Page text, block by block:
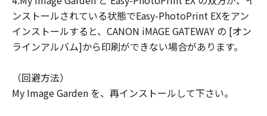
ンストールされている状態でEasy-PhotoPrint EXをアン
インストールすると、CANON iMAGE GATEWAY の [オン
ラインアルバム]から印刷ができない場合があります。
（回避方法）
My Image Garden を、再インストールして下さい。